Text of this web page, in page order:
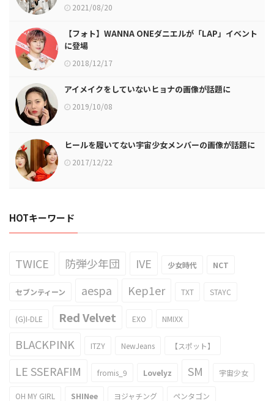
2021/08/20
【フォト】WANNA ONEダニエルが「LAP」イベント
に登場
2018/12/17
アイメイクをしていないヒョナの画像が話題に
2019/10/08
ヒールを履いてない宇宙少女メンバーの画像が話題に
2017/12/22
HOTキーワード
TWICE 防弾少年団 IVE 少女時代 NCT
セブンティーン aespa Kep1er TXT STAYC
(G)I-DLE Red Velvet EXO NMIXX
BLACKPINK ITZY NewJeans 【スポット】
LE SSERAFIM fromis_9 Lovelyz SM 宇宙少女
OH MY GIRL SHINee ヨジャチング ペンタゴン